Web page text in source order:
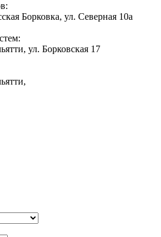
Борковка, ул. Северная 10а
ул. Борковская 17